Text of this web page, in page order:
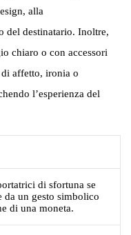
alla
del destinatario. Inoltre,
chiaro o con accessori
affetto, ironia o
l’esperienza del
di sfortuna se
da un gesto simbolico
di una moneta.